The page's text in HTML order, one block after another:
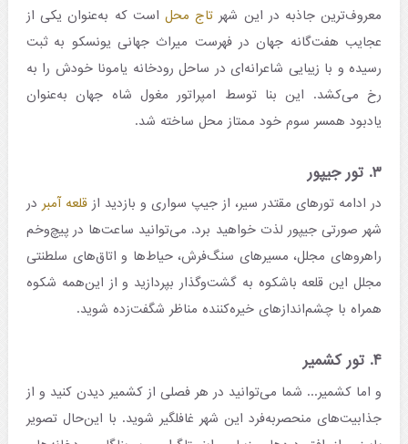
معروف‌ترین جاذبه در این شهر تاج‌ محل است که به‌عنوان یکی از
عجایب هفت‌گانه جهان در فهرست میراث جهانی یونسکو به ثبت
رسیده و با زیبایی شاعرانه‌ای در ساحل رودخانه یامونا خودش را به
رخ می‌کشد. این بنا توسط امپراتور مغول شاه جهان به‌عنوان
یادبود همسر سوم خود ممتاز محل ساخته شد.
۳. تور جیپور
در ادامه تورهای مقتدر سیر، از جیپ سواری و بازدید از قلعه آمبر در
شهر صورتی جیپور لذت خواهید برد. می‌توانید ساعت‌ها در پیچ‌وخم
راهروهای مجلل، مسیرهای سنگ‌فرش، حیاط‌ها و اتاق‌های سلطنتی
مجلل این قلعه باشکوه به گشت‌وگذار بپردازید و از این‌همه شکوه
همراه با چشم‌اندازهای خیره‌کننده مناظر شگفت‌زده شوید.
۴. تور کشمیر
و اما کشمیر... شما می‌توانید در هر فصلی از کشمیر دیدن کنید و از
جذابیت‌های منحصربه‌فرد این شهر غافلگیر شوید. با این‌حال تصویر